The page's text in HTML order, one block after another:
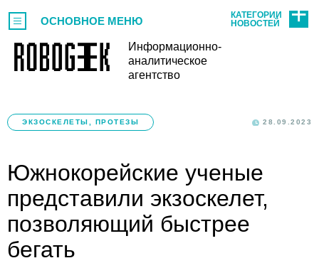
Информационно-
аналитическое
агентство
ОСНОВНОЕ МЕНЮ
КАТЕГОРИИ
НОВОСТЕЙ
ЭКЗОСКЕЛЕТЫ, ПРОТЕЗЫ 28.09.2023
Южнокорейские ученые
представили экзоскелет,
позволяющий быстрее
бегать